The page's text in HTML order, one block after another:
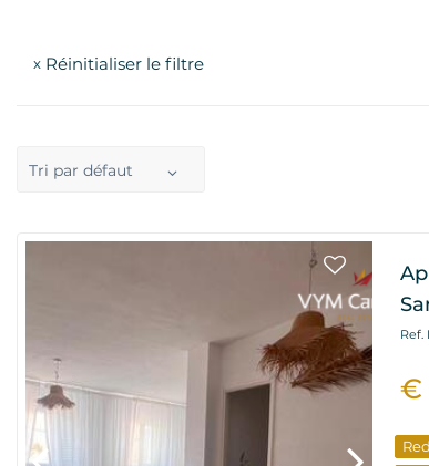
x Réinitialiser le filtre
Tri par défaut
Ref.
€